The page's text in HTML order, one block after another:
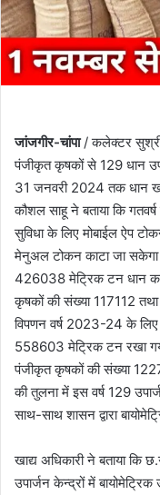
जांजगीर-चांपा/ कलेक्टर सुश्री
पंजीकृत कृषकों से 129 धान
31 जनवरी 2024 तक धान
कौशल साहू ने बताया कि
सुविधा के लिए मोबाईल ऐप
मेनुअल टोकन काटा जा
426038 मेट्रिक टन धान
कृषकों की संख्या 117112
विपणन वर्ष 2023-24 के लिए
558603 मेट्रिक टन रखा
पंजीकृत कृषकों की संख्या
की तुलना में इस वर्ष 129
साथ-साथ शासन द्वारा
खाद्य अधिकारी ने बताया कि
उपार्जन केन्द्रों में